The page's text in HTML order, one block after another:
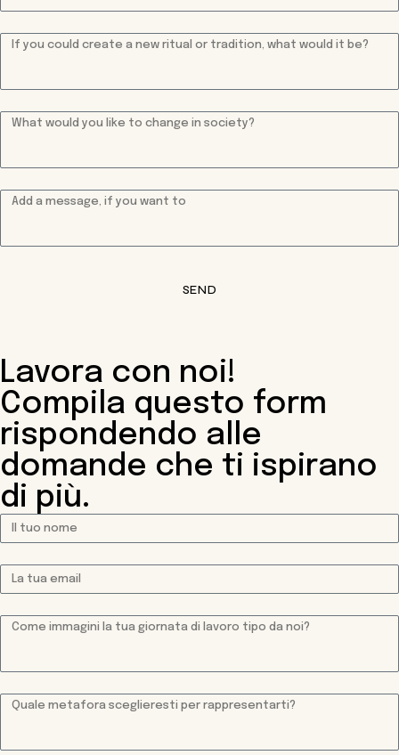
SEND
Lavora con noi!
Compila questo form
rispondendo alle
domande che ti ispirano
di più.